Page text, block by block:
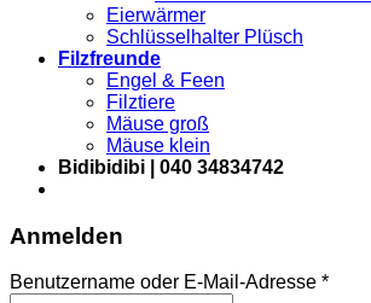
Eierwärmer
Schlüsselhalter Plüsch
Filzfreunde
Engel & Feen
Filztiere
Mäuse groß
Mäuse klein
Bidibidibi | 040 34834742
Anmelden
Benutzername oder E-Mail-Adresse *